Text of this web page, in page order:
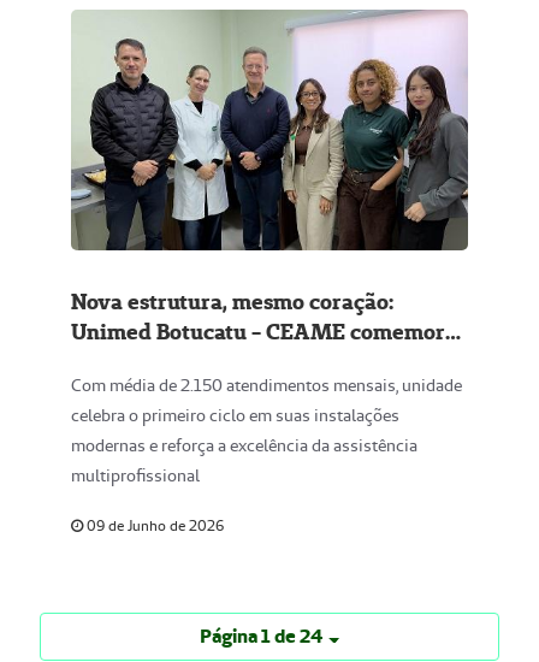
Nova estrutura, mesmo coração:
Unimed Botucatu - CEAME comemora
cuidado especializado
Com média de 2.150 atendimentos mensais, unidade
celebra o primeiro ciclo em suas instalações
modernas e reforça a excelência da assistência
multiprofissional
09 de Junho de 2026
Página 1 de 24